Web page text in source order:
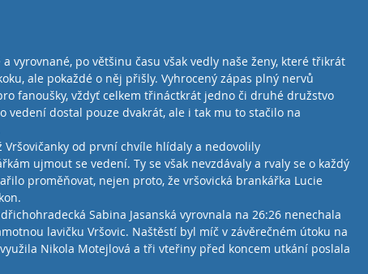
vyrovnané, po většinu času však vedly naše ženy, které třikrát
ale pokaždé o něj přišly. Vyhrocený zápas plný nervů
fanoušky, vždyť celkem třináctkrát jedno či druhé družstvo
vedení dostal pouze dvakrát, ale i tak mu to stačilo na
od první chvíle hlídaly a nedovolily
ujmout se vedení. Ty se však nevzdávaly a rvaly se o každý
proměňovat, nejen proto, že vršovická brankářka Lucie
Sabina Jasanská vyrovnala na 26:26 nenechala
lavičku Vršovic. Naštěstí byl míč v závěrečném útoku na
Nikola Motejlová a tři vteřiny před koncem utkání poslala